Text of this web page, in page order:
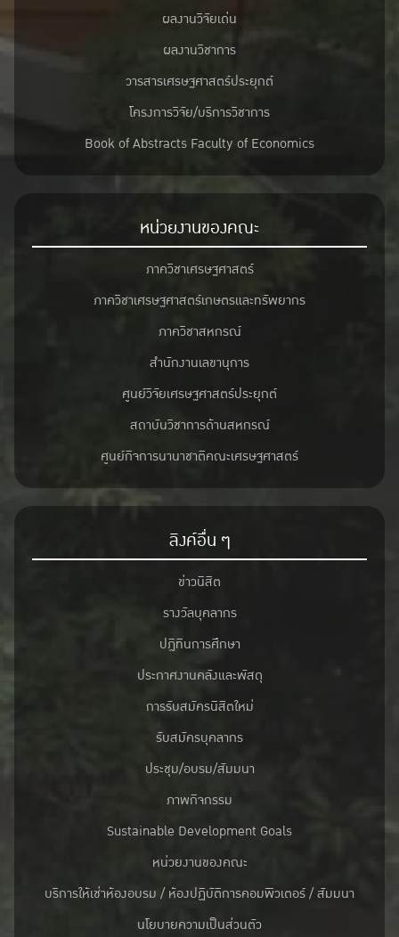
ผลงานวิจัยเด่น
ผลงานวิชาการ
วารสารเศรษฐศาสตร์ประยุกต์
โครงการวิจัย/บริการวิชาการ
Book of Abstracts Faculty of Economics
หน่วยงานของคณะ
ภาควิชาเศรษฐศาสตร์
ภาควิชาเศรษฐศาสตร์เกษตรและทรัพยากร
ภาควิชาสหกรณ์
สำนักงานเลขานุการ
ศูนย์วิจัยเศรษฐศาสตร์ประยุกต์
สถาบันวิชาการด้านสหกรณ์
ศูนย์กิจการนานาชาติคณะเศรษฐศาสตร์
ลิงค์อื่น ๆ
ข่าวนิสิต
รางวัลบุคลากร
ปฎิทินการศึกษา
ประกาศงานคลังและพัสดุ
การรับสมัครนิสิตใหม่
รับสมัครบุคลากร
ประชุม/อบรม/สัมมนา
ภาพกิจกรรม
Sustainable Development Goals
หน่วยงานของคณะ
บริการให้เช่าห้องอบรม / ห้องปฏิบัติการคอมพิวเตอร์ / สัมมนา
นโยบายความเป็นส่วนตัว